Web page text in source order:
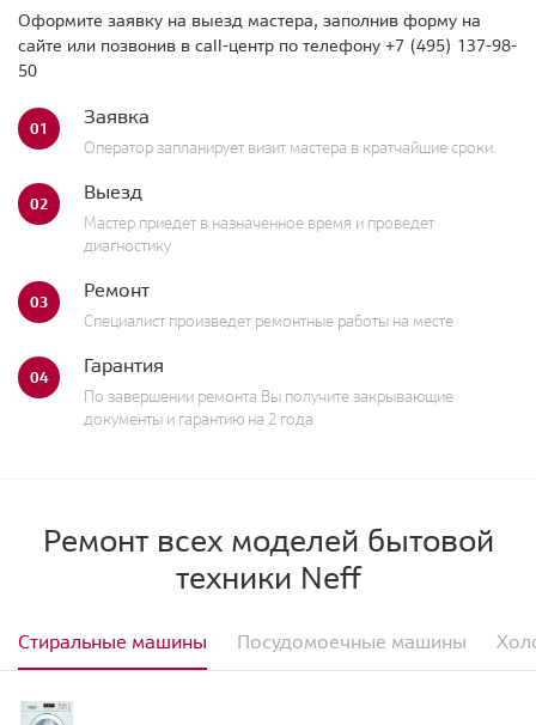
Оформите заявку на выезд мастера, заполнив форму на
сайте или позвонив в call-центр по телефону +7 (495) 137-98-
50
01 Заявка
Оператор запланирует визит мастера в кратчайшие сроки.
02 Выезд
Мастер приедет в назначенное время и проведет
диагностику
03 Ремонт
Специалист произведет ремонтные работы на месте
04 Гарантия
По завершении ремонта Вы получите закрывающие
документы и гарантию на 2 года
Ремонт всех моделей бытовой
техники Neff
Стиральные машины Посудомоечные машины